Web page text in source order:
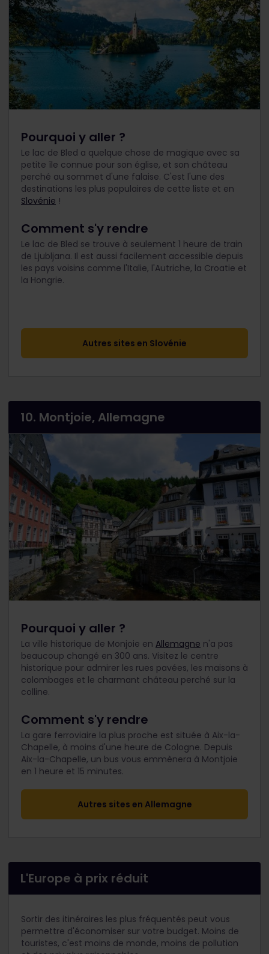
Pourquoi y aller ?
Le lac de Bled a quelque chose de magique avec sa
petite île connue pour son église, et son château
perché au sommet d'une falaise. C'est l'une des
destinations les plus populaires de cette liste et en
Slovénie !
Comment s'y rendre
Le lac de Bled se trouve à seulement 1 heure de train
de Ljubljana. Il est aussi facilement accessible depuis
les pays voisins comme l'Italie, l'Autriche, la Croatie et
la Hongrie.
Autres sites en Slovénie
10. Montjoie, Allemagne
Pourquoi y aller ?
La ville historique de Monjoie en Allemagne n'a pas
beaucoup changé en 300 ans. Visitez le centre
historique pour admirer les rues pavées, les maisons à
colombages et le charmant château perché sur la
colline.
Comment s'y rendre
La gare ferroviaire la plus proche est située à Aix-la-
Chapelle, à moins d'une heure de Cologne. Depuis
Aix-la-Chapelle, un bus vous emmènera à Montjoie
en 1 heure et 15 minutes.
Autres sites en Allemagne
L'Europe à prix réduit
Sortir des itinéraires les plus fréquentés peut vous
permettre d'économiser sur votre budget. Moins de
touristes, c'est moins de monde, moins de pollution